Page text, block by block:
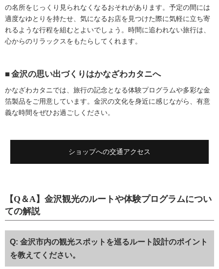
の名所をじっくり見られなくなるおそれがあります。予定の間には
適度なゆとりを持たせ、気になるお店を見つけた際に気軽に立ち寄
れるような行程を組むとよいでしょう。時間に追われない旅行は、
心からのリラックスをもたらしてくれます。
金沢の思い出づくりはかなざわカタニへ
かなざわカタニでは、旅行の記念となる体験プログラムや多彩な金
箔製品をご用意しています。金沢の文化を身近に感じながら、有意
義な時間をぜひお過ごしください。
ショップへの交通アクセス
【Q＆A】金沢観光のルートや体験プログラムについ
ての解説
Q: 金沢市内の観光スポットを巡るルート設計のポイント
を教えてください。